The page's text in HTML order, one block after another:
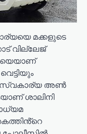
മക്കളുടെ
വില്ലേജ്
സ്വകാര്യ അൺ
ശാലിനി